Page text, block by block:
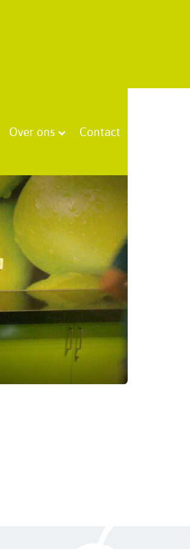
Over ons Contact